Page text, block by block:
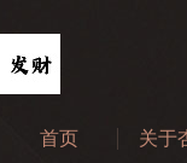
首页 关于